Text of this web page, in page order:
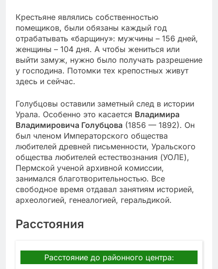
Крестьяне являлись собственностью
помещиков, были обязаны каждый год
отрабатывать «барщину»: мужчины – 156 дней,
женщины – 104 дня. А чтобы жениться или
выйти замуж, нужно было получать разрешение
у господина. Потомки тех крепостных живут
здесь и сейчас.
Голубцовы оставили заметный след в истории
Урала. Особенно это касается Владимира
Владимировича Голубцова (1856 — 1892). Он
был членом Императорского общества
любителей древней письменности, Уральского
общества любителей естествознания (УОЛЕ),
Пермской ученой архивной комиссии,
занимался благотворительностью. Все
свободное время отдавал занятиям историей,
археологией, генеалогией, геральдикой.
Расстояния
Расстояние до районного центра: